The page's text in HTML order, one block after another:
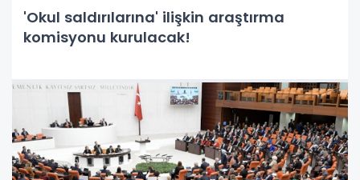
'Okul saldırılarına' ilişkin araştırma
komisyonu kurulacak!